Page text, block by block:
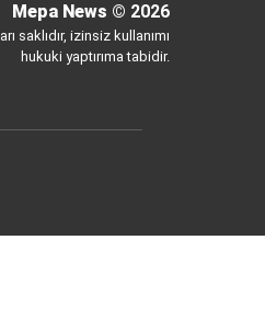
Mepa News © 2026
saklıdır, izinsiz kullanımı
hukuki yaptırıma tabidir.